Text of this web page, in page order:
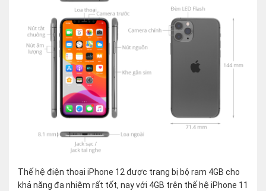
Thế hệ điện thoại iPhone 12 được trang bị bộ ram 4GB cho
khả năng đa nhiệm rất tốt, nay với 4GB trên thế hệ iPhone 11